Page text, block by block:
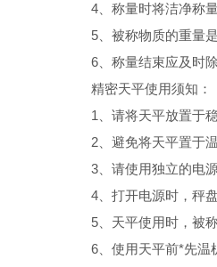
4、称量时将洁净称量
5、被称物质的重量是
6、称量结束应及时除
精密天平使用须知：
1、请将天平放置于稳
2、避免将天平置于温
3、请使用独立的电源
4、打开电源时，秤盘
5、天平使用时，被称
6、使用天平前*先温机